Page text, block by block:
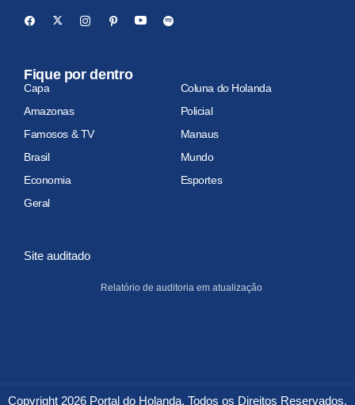
Fique por dentro
Capa
Coluna do Holanda
Amazonas
Policial
Famosos & TV
Manaus
Brasil
Mundo
Economia
Esportes
Geral
Site auditado
Relatório de auditoria em atualização
Copyright 2026 Portal do Holanda. Todos os Direitos Reservados.